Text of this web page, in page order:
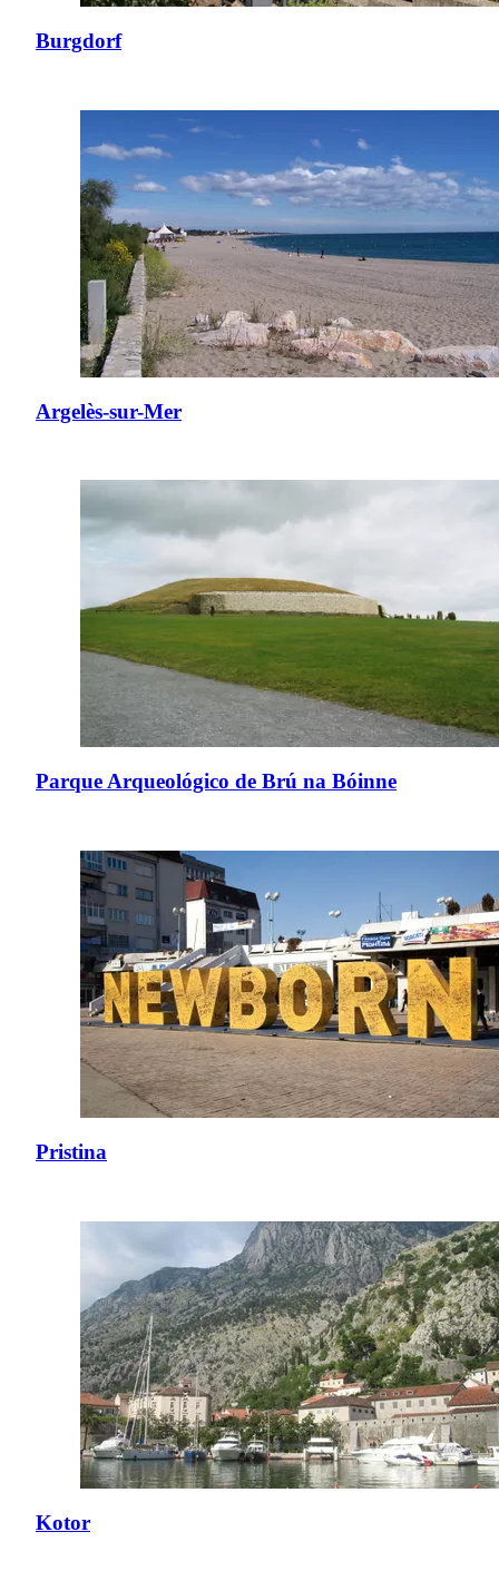
Burgdorf
Argelès-sur-Mer
Parque Arqueológico de Brú na Bóinne
Pristina
Kotor